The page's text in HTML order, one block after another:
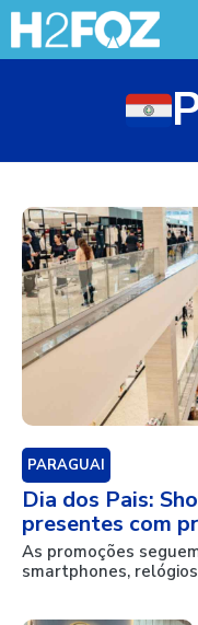
PARAGUAI
Dia dos Pais:
presentes com
As promoções
smartphones,